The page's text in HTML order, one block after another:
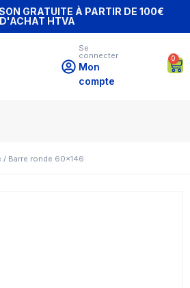
GRATUITE À PARTIR DE 100€
D'ACHAT HTVA
Se
connecter
Mon
compte
0
/ Barre ronde 60×146